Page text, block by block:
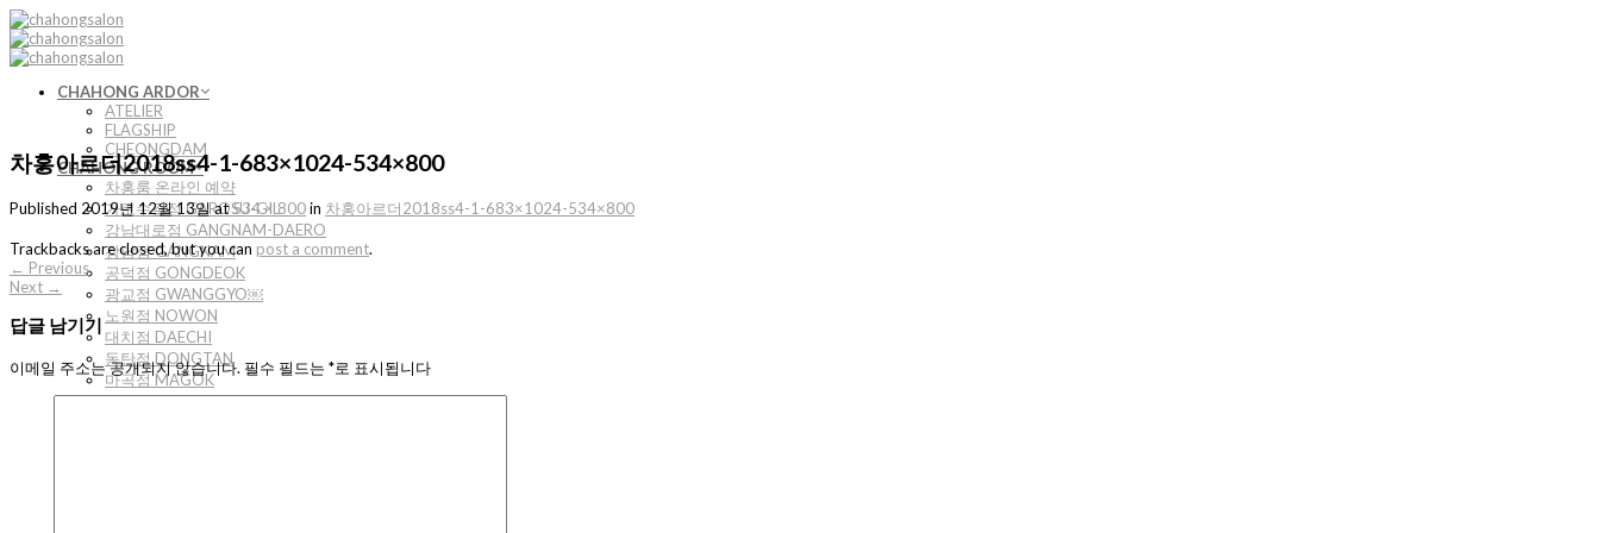
Skip
to
content
CHAHONG ARDOR
ATELIER
FLAGSHIP
CHEONGDAM
CHAHONG ROOM
차홍룸 온라인 예약
가로수길점 GAROSU-GIL
강남대로점 GANGNAM-DAERO
강남점 GANGNAM
공덕점 GONGDEOK
광교점 GWANGGYO￼
노원점 NOWON
대치점 DAECHI
동탄점 DONGTAN
마곡점 MAGOK
명동점 MYEONGDONG
차홍아르더2018ss4-1-683×1024-534×800
Published 2019년 12월 13일at534 × 800in 차홍아르더2018ss4-1-683×1024-534×800
Trackbacks are closed, but you can post a comment.
← Previous
Next →
답글 남기기
이메일 주소는 공개되지 않습니다. 필수 필드는 *로 표시됩니다